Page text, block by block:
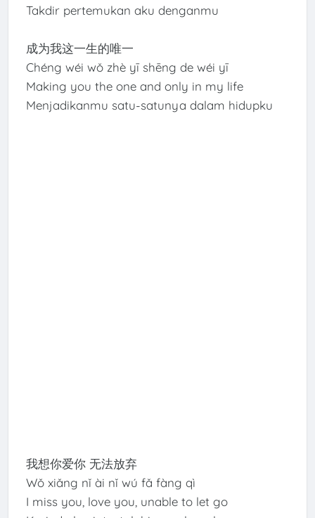
Takdir pertemukan aku denganmu
成为我这一生的唯一
Chéng wéi wǒ zhè yī shēng de wéi yī
Making you the one and only in my life
Menjadikanmu satu-satunya dalam hidupku
我想你爱你 无法放弃
Wǒ xiǎng nǐ ài nǐ wú fǎ fàng qì
I miss you, love you, unable to let go